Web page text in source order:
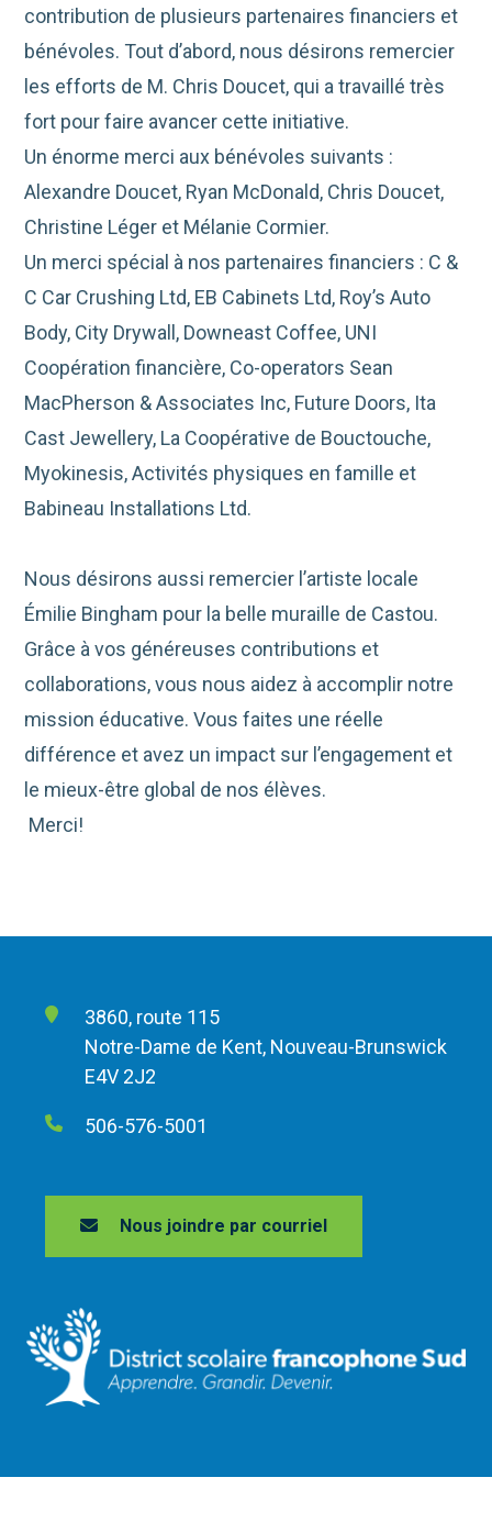
contribution de plusieurs partenaires financiers et
bénévoles. Tout d’abord, nous désirons remercier
les efforts de M. Chris Doucet, qui a travaillé très
fort pour faire avancer cette initiative.
Un énorme merci aux bénévoles suivants :
Alexandre Doucet, Ryan McDonald, Chris Doucet,
Christine Léger et Mélanie Cormier.
Un merci spécial à nos partenaires financiers : C &
C Car Crushing Ltd, EB Cabinets Ltd, Roy’s Auto
Body, City Drywall, Downeast Coffee, UNI
Coopération financière, Co-operators Sean
MacPherson & Associates Inc, Future Doors, Ita
Cast Jewellery, La Coopérative de Bouctouche,
Myokinesis, Activités physiques en famille et
Babineau Installations Ltd.
Nous désirons aussi remercier l’artiste locale
Émilie Bingham pour la belle muraille de Castou.
Grâce à vos généreuses contributions et
collaborations, vous nous aidez à accomplir notre
mission éducative. Vous faites une réelle
différence et avez un impact sur l’engagement et
le mieux-être global de nos élèves.
Merci!
3860, route 115
Notre-Dame de Kent, Nouveau-Brunswick
E4V 2J2
506-576-5001
Nous joindre par courriel